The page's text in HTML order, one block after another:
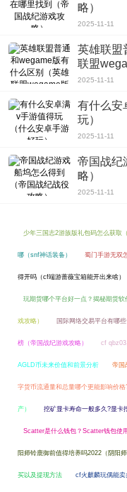
略）
2025-11-11
英雄联盟
联盟
2025-11-11
有什么安
玩）
2025-11-11
帝国战纪
略）
2025-11-11
少年三国志2游族版礼包码怎么获取
哪（snf神话装备） 蜀门手游无双
得开吗（cf端游蔷薇宝箱能开出来啥）
玩期货哪个平台好一点？揭秘期货软
戏攻略） 国际网络交易平台有哪
榜（帝国战纪游戏攻略） cf qbz03
AGLD币未来价值和前景分析 帝国
字货币流通量和总量哪个更能影响价格
产） 挖矿显卡寿命一般多久?显卡
Scatter是什么钱包？Scatter钱包使
阳师铃鹿御前值得培养吗2022（阴阳
买以及提现方法 cf火麒麟玩偶能卖